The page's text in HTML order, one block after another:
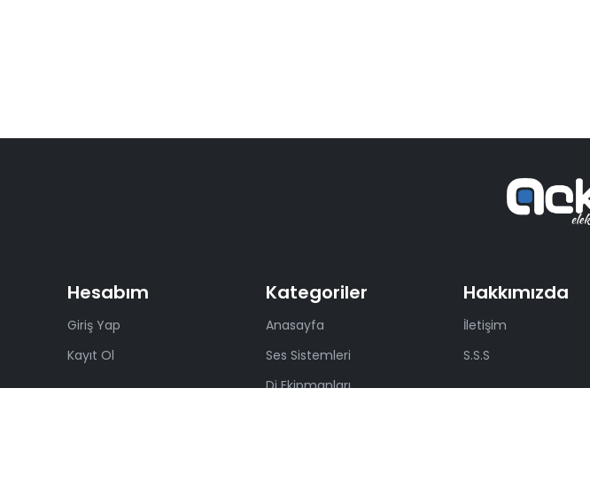
Hesabım
Giriş Yap
Kayıt Ol
Kategoriler
Anasayfa
Ses Sistemleri
Dj Ekipmanları
Hakkımızda
İletişim
S.S.S